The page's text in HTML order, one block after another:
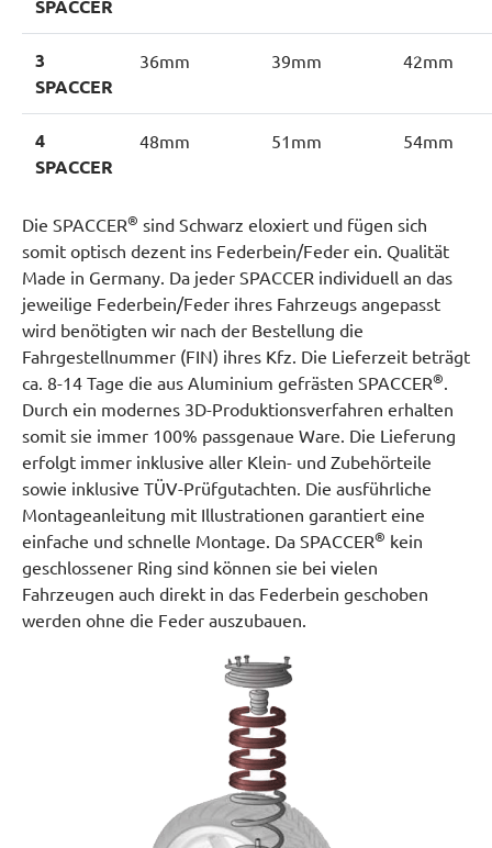
SPACCER
3
SPACCER
36mm 39mm 42mm
4
SPACCER
48mm 51mm 54mm
Die SPACCER® sind Schwarz eloxiert und fügen sich
somit optisch dezent ins Federbein/Feder ein. Qualität
Made in Germany. Da jeder SPACCER individuell an das
jeweilige Federbein/Feder ihres Fahrzeugs angepasst
wird benötigten wir nach der Bestellung die
Fahrgestellnummer (FIN) ihres Kfz. Die Lieferzeit beträgt
ca. 8-14 Tage die aus Aluminium gefrästen SPACCER®.
Durch ein modernes 3D-Produktionsverfahren erhalten
somit sie immer 100% passgenaue Ware. Die Lieferung
erfolgt immer inklusive aller Klein- und Zubehörteile
sowie inklusive TÜV-Prüfgutachten. Die ausführliche
Montageanleitung mit Illustrationen garantiert eine
einfache und schnelle Montage. Da SPACCER® kein
geschlossener Ring sind können sie bei vielen
Fahrzeugen auch direkt in das Federbein geschoben
werden ohne die Feder auszubauen.